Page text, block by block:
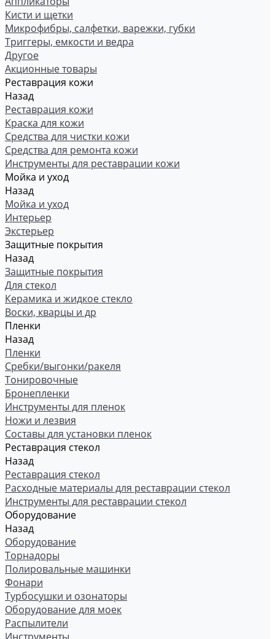
Кисти и щетки
Микрофибры, салфетки, варежки, губки
Триггеры, емкости и ведра
Другое
Акционные товары
Реставрация кожи
Назад
Реставрация кожи
Краска для кожи
Средства для чистки кожи
Средства для ремонта кожи
Инструменты для реставрации кожи
Мойка и уход
Назад
Мойка и уход
Интерьер
Экстерьер
Защитные покрытия
Назад
Защитные покрытия
Для стекол
Керамика и жидкое стекло
Воски, кварцы и др
Пленки
Назад
Пленки
Сребки/выгонки/ракеля
Тонировочные
Бронепленки
Инструменты для пленок
Ножи и лезвия
Составы для установки пленок
Реставрация стекол
Назад
Реставрация стекол
Расходные материалы для реставрации стекол
Инструменты для реставрации стекол
Оборудование
Назад
Оборудование
Торнадоры
Полировальные машинки
Фонари
Турбосушки и озонаторы
Оборудование для моек
Распылители